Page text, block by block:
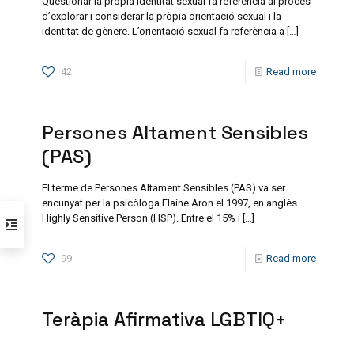
d’explorar i considerar la pròpia orientació sexual i la
identitat de gènere. L’orientació sexual fa referència a […]
42 Read more
Persones Altament Sensibles
(PAS)
El terme de Persones Altament Sensibles (PAS) va ser
encunyat per la psicòloga Elaine Aron el 1997, en anglès
Highly Sensitive Person (HSP). Entre el 15% i […]
99 Read more
Teràpia Afirmativa LGBTIQ+